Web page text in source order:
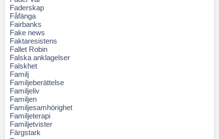
Faderskap
Fåfänga
Fairbanks
Fake news
Faktaresistens
Fallet Robin
Falska anklagelser
Falskhet
Familj
Familjeberättelse
Familjeliv
Familjen
Familjesamhörighet
Familjeterapi
Familjetvister
Färgstark